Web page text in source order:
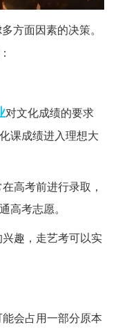
方面因素的决策。
对文化成绩的要求
课成绩进入理想大
高考前进行录取，
高考志愿。
趣，走艺考可以实
会占用一部分原本